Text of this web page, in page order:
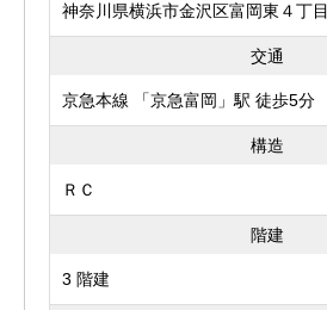
神奈川県横浜市金沢区富岡東４丁目
交通
京急本線 「京急富岡」駅 徒歩5分
構造
ＲＣ
階建
3 階建